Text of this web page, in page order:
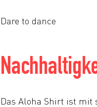
Dare to dance
Das Aloha Shirt ist mit